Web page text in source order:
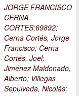
JORGE FRANCISCO
CERNA
CORTES;69892;
Cerna Cortés, Jorge
Francisco; Cerna
Cortés, Joel;
Jiménez Maldonado,
Alberto; Villegas
Sepulveda, Nicolás;